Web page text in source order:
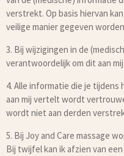
verstrekt. Op basis hiervan
veilige manier gegeven
3. Bij wijzigingen in de
verantwoordelijk om dit aan
4. Alle informatie die je
aan mij vertelt wordt
wordt niet aan derden
5. Bij Joy and Care massage
Bij twijfel kan ik afzien van